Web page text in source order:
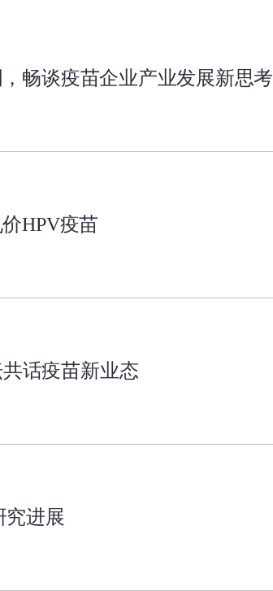
畅谈疫苗企业产业发展新思考
HPV疫苗
话疫苗新业态
究进展